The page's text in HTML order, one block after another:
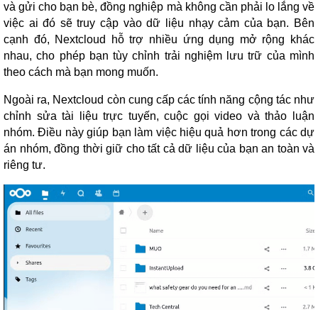
và gửi cho bạn bè, đồng nghiệp mà không cần phải lo lắng về
việc ai đó sẽ truy cập vào dữ liệu nhạy cảm của bạn. Bên
cạnh đó, Nextcloud hỗ trợ nhiều ứng dụng mở rộng khác
nhau, cho phép bạn tùy chỉnh trải nghiệm lưu trữ của mình
theo cách mà bạn mong muốn.
Ngoài ra, Nextcloud còn cung cấp các tính năng cộng tác như
chỉnh sửa tài liệu trực tuyến, cuộc gọi video và thảo luận
nhóm. Điều này giúp bạn làm việc hiệu quả hơn trong các dự
án nhóm, đồng thời giữ cho tất cả dữ liệu của bạn an toàn và
riêng tư.